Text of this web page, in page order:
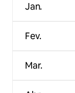
Jan.
Fev.
Mar.